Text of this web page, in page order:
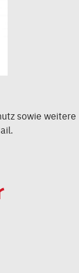
sowie weitere